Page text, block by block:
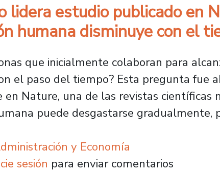
lidera estudio publicado en
humana disminuye con el
que inicialmente colaboran para
el paso del tiempo? Esta pregunta fue
en Nature, una de las revistas científicas
puede desgastarse gradualmente,
y Economía
Académico lidera estudio publicado en
sesión para enviar comentarios